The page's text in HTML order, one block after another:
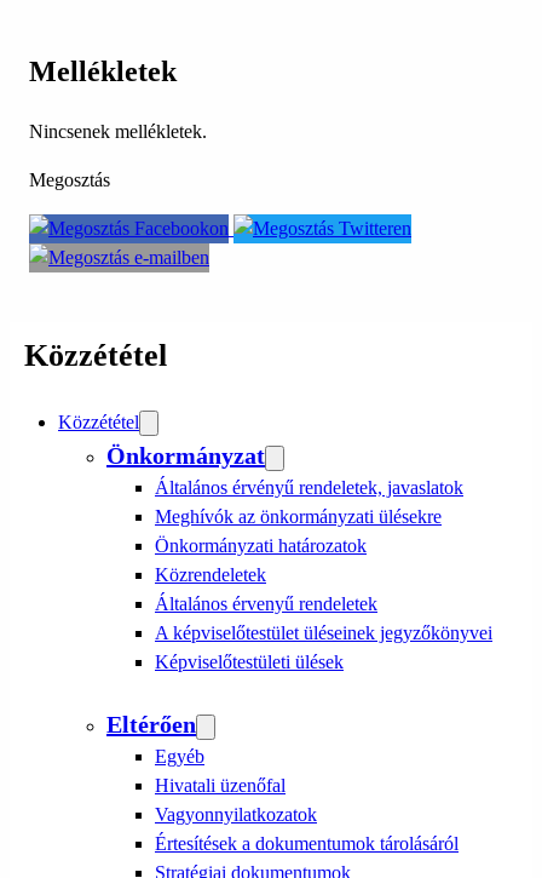
Mellékletek
Nincsenek mellékletek.
Megosztás
Közzététel
Közzététel
Önkormányzat
Általános érvényű rendeletek, javaslatok
Meghívók az önkormányzati ülésekre
Önkormányzati határozatok
Közrendeletek
Általános érvenyű rendeletek
A képviselőtestület üléseinek jegyzőkönyvei
Képviselőtestületi ülések
Eltérően
Egyéb
Hivatali üzenőfal
Vagyonnyilatkozatok
Értesítések a dokumentumok tárolásáról
Stratégiai dokumentumok